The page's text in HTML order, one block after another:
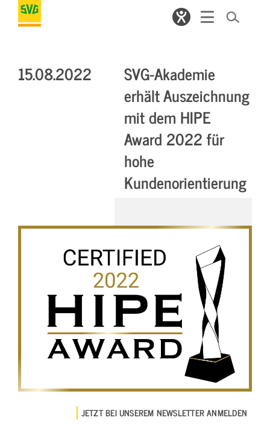
15.08.2022
SVG-Akademie
erhält Auszeichnung
mit dem HIPE
Award 2022 für
hohe
Kundenorientierung
JETZT BEI UNSEREM NEWSLETTER ANMELDEN